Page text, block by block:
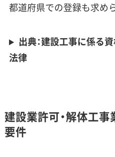
都道府県での登録も求め
出典：建設工事に係る
法律
建設業許可・解体工
要件